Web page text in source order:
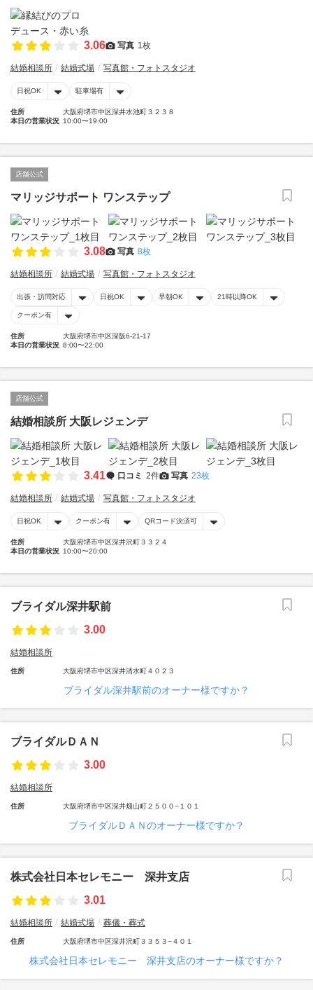
3.06 写真 1枚
結婚相談所 結婚式場 写真館・フォトスタジオ
日祝OK 駐車場有
住所
大阪府堺市中区深井水池町３２３８
本日の営業状況 10:00〜19:00
店舗公式
マリッジサポート ワンステップ
3.08 写真 8枚
結婚相談所 結婚式場 写真館・フォトスタジオ
出張・訪問対応 日祝OK 早朝OK 21時以降OK
クーポン有
住所
大阪府堺市中区深阪6-21-17
本日の営業状況 8:00〜22:00
店舗公式
結婚相談所 大阪レジェンデ
3.41 口コミ 2件 写真 23枚
結婚相談所 結婚式場 写真館・フォトスタジオ
日祝OK クーポン有 QRコード決済可
住所
大阪府堺市中区深井沢町３３２４
本日の営業状況 10:00〜20:00
ブライダル深井駅前
3.00
結婚相談所
住所 大阪府堺市中区深井清水町４０２３
ブライダル深井駅前のオーナー様ですか？
ブライダルＤＡＮ
3.00
結婚相談所
住所 大阪府堺市中区深井畑山町２５００−１０１
ブライダルＤＡＮのオーナー様ですか？
株式会社日本セレモニー 深井支店
3.01
結婚相談所 結婚式場 葬儀・葬式
住所 大阪府堺市中区深井沢町３３５３−４０１
株式会社日本セレモニー 深井支店のオーナー様ですか？